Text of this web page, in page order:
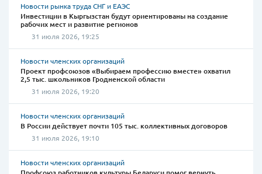
Новости рынка труда СНГ и ЕАЭС
Инвестиции в Кыргызстан будут ориентированы на создание
рабочих мест и развитие регионов
31 июля 2026, 19:25
Новости членских организаций
Проект профсоюзов «Выбираем профессию вместе» охватил
2,5 тыс. школьников Гродненской области
31 июля 2026, 19:20
Новости членских организаций
В России действует почти 105 тыс. коллективных договоров
31 июля 2026, 19:10
Новости членских организаций